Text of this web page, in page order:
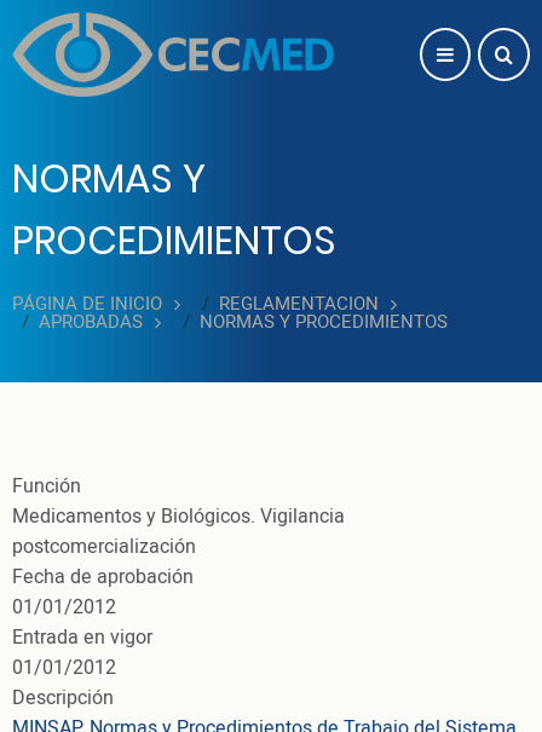
Pasar al contenido principal
NORMAS Y
PROCEDIMIENTOS
PÁGINA DE INICIO REGLAMENTACION
APROBADAS NORMAS Y PROCEDIMIENTOS
Función
Medicamentos y Biológicos. Vigilancia
postcomercialización
Fecha de aprobación
01/01/2012
Entrada en vigor
01/01/2012
Descripción